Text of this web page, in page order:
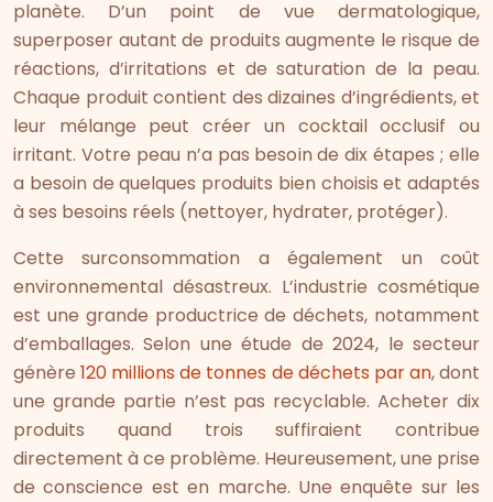
planète. D’un point de vue dermatologique,
superposer autant de produits augmente le risque de
réactions, d’irritations et de saturation de la peau.
Chaque produit contient des dizaines d’ingrédients, et
leur mélange peut créer un cocktail occlusif ou
irritant. Votre peau n’a pas besoin de dix étapes ; elle
a besoin de quelques produits bien choisis et adaptés
à ses besoins réels (nettoyer, hydrater, protéger).
Cette surconsommation a également un coût
environnemental désastreux. L’industrie cosmétique
est une grande productrice de déchets, notamment
d’emballages. Selon une étude de 2024, le secteur
génère120 millions de tonnes de déchets par an, dont
une grande partie n’est pas recyclable. Acheter dix
produits quand trois suffiraient contribue
directement à ce problème. Heureusement, une prise
de conscience est en marche. Une enquête sur les